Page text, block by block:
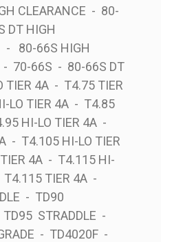
CLEARANCE - 80-
DT HIGH
- 80-66S HIGH
- 70-66S - 80-66S DT
TIER 4A - T4.75 TIER
LO TIER 4A - T4.85
HI-LO TIER 4A -
- T4.105 HI-LO TIER
4A - T4.115 HI-
T4.115 TIER 4A -
- TD90
STRADDLE -
- TD4020F -